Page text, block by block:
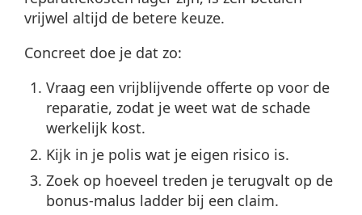
vrijwel altijd de betere keuze.
Concreet doe je dat zo:
Vraag een vrijblijvende offerte op voor de
reparatie, zodat je weet wat de schade
werkelijk kost.
Kijk in je polis wat je eigen risico is.
Zoek op hoeveel treden je terugvalt op de
bonus-malus ladder bij een claim.